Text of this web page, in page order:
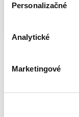
Personalizačné
Analytické
Marketingové
Na sklade
12,10€